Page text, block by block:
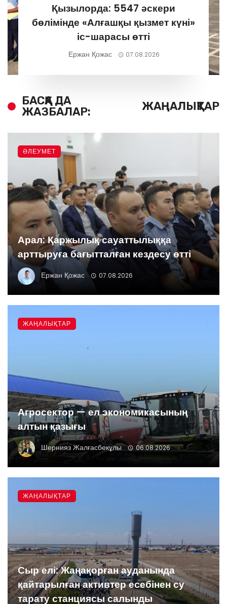
Қызылорда: 5547 әскери
бөлімінде «Алғашқы қызмет күні»
іс-шарасы өтті
Ержан Қожас 07.08.2026
БАСҚА ДА
ЖАЗБАЛАР:
ЖАҢАЛЫҚТАР
Арал: Қаржылық сауаттылыққа
арттыруға бағытталған кездесу өтті
Ержан Қожас 07.08.2026
ӘЛЕУМЕТ
Агросектор — ел экономикасының
алтын қазығы
Шернияз Жалғасбекұлы 06.08.2026
ЖАҢАЛЫҚТАР
Сыр елі: Жаңақорған ауданында
қайтарылған активтер есебінен су
тарату станциясы салынды
ЖАҢАЛЫҚТАР